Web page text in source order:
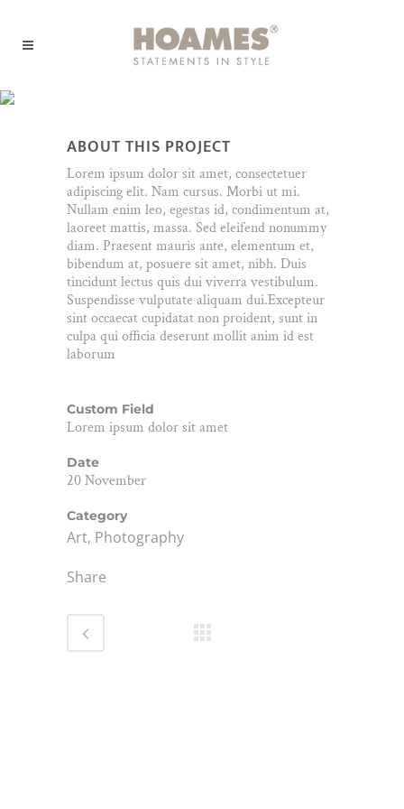
ABOUT THIS PROJECT
Lorem ipsum dolor sit amet, consectetuer
adipiscing elit. Nam cursus. Morbi ut mi.
Nullam enim leo, egestas id, condimentum at,
laoreet mattis, massa. Sed eleifend nonummy
diam. Praesent mauris ante, elementum et,
bibendum at, posuere sit amet, nibh. Duis
tincidunt lectus quis dui viverra vestibulum.
Suspendisse vulputate aliquam dui.Excepteur
sint occaecat cupidatat non proident, sunt in
culpa qui officia deserunt mollit anim id est
laborum
Custom Field
Lorem ipsum dolor sit amet
Date
20 November
Category
Art, Photography
Share